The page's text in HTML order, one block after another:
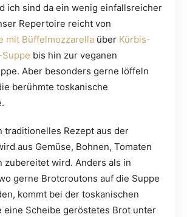
ich sind da ein wenig einfallsreicher
Repertoire reicht von
mit Büffelmozzarella über Kürbis-
bis hin zur veganen
Aber besonders gerne löffeln
berühmte toskanische
traditionelles Rezept aus der
aus Gemüse, Bohnen, Tomaten
zubereitet wird. Anders als in
gerne Brotcroutons auf die Suppe
kommt bei der toskanischen
eine Scheibe geröstetes Brot unter